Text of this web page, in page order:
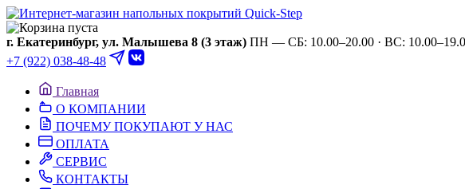
г. Екатеринбург, ул. Малышева 8 (3 этаж) ПН — СБ: 10.00–20.00 · ВС:
+7 (922) 038-48-48
Главная
О КОМПАНИИ
ПОЧЕМУ ПОКУПАЮТ У НАС
ОПЛАТА
СЕРВИС
КОНТАКТЫ